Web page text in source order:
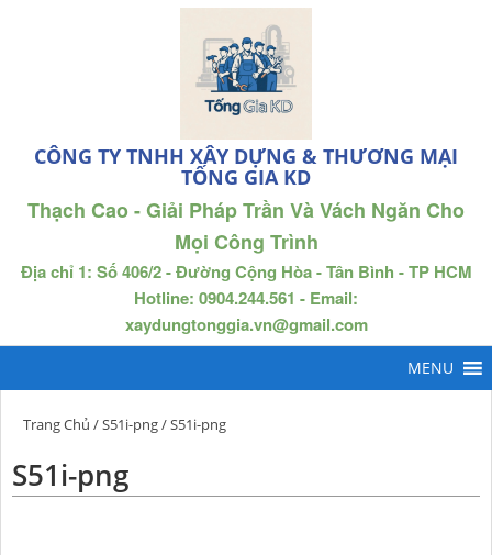
CÔNG TY TNHH XÂY DỰNG & THƯƠNG MẠI
TỐNG GIA KD
Thạch Cao - Giải Pháp Trần Và Vách Ngăn Cho
Mọi Công Trình
Địa chỉ 1: Số 406/2 - Đường Cộng Hòa - Tân Bình - TP HCM
Hotline: 0904.244.561 - Email:
xaydungtonggia.vn@gmail.com
Trang Chủ /S51i-png/ S51i-png
S51i-png